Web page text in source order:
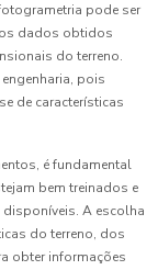
pode ser
os dados obtidos
do terreno.
pois
de características
é fundamental
bem treinados e
A escolha
do terreno, dos
obter informações